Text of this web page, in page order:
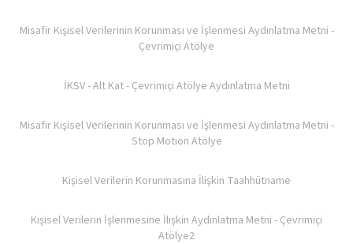
Misafir Kişisel Verilerinin Korunması ve İşlenmesi Aydınlatma Metni -
Çevrimiçi Atölye
İKSV - Alt Kat - Çevrimiçi Atölye Aydınlatma Metni
Misafir Kişisel Verilerinin Korunması ve İşlenmesi Aydınlatma Metni -
Stop Motion Atölye
Kişisel Verilerin Korunmasına İlişkin Taahhütname
Kişisel Verilerin İşlenmesine İlişkin Aydınlatma Metni - Çevrimiçi
Atölye2